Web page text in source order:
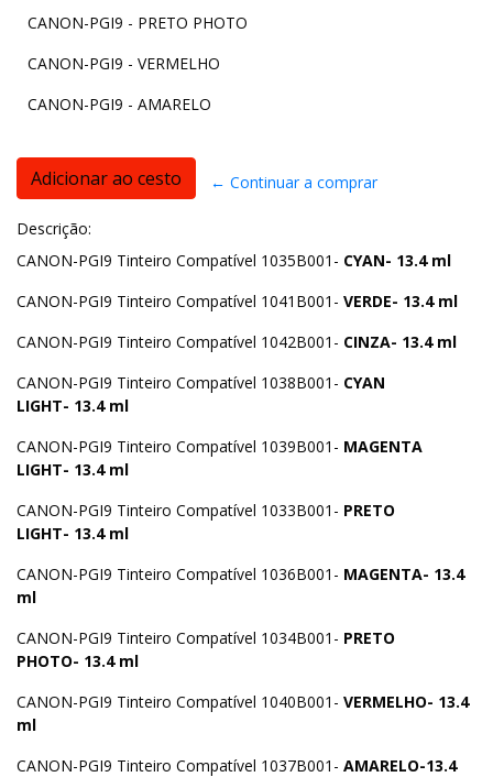
CANON-PGI9 - PRETO PHOTO
CANON-PGI9 - VERMELHO
CANON-PGI9 - AMARELO
← Continuar a comprar
Descrição:
CANON-PGI9 Tinteiro Compatível 1035B001- CYAN- 13.4 ml
CANON-PGI9 Tinteiro Compatível 1041B001- VERDE- 13.4 ml
CANON-PGI9 Tinteiro Compatível 1042B001- CINZA- 13.4 ml
CANON-PGI9 Tinteiro Compatível 1038B001- CYAN
LIGHT- 13.4 ml
CANON-PGI9 Tinteiro Compatível 1039B001- MAGENTA
LIGHT- 13.4 ml
CANON-PGI9 Tinteiro Compatível 1033B001- PRETO
LIGHT- 13.4 ml
CANON-PGI9 Tinteiro Compatível 1036B001- MAGENTA- 13.4
ml
CANON-PGI9 Tinteiro Compatível 1034B001- PRETO
PHOTO- 13.4 ml
CANON-PGI9 Tinteiro Compatível 1040B001- VERMELHO- 13.4
ml
CANON-PGI9 Tinteiro Compatível 1037B001- AMARELO-13.4